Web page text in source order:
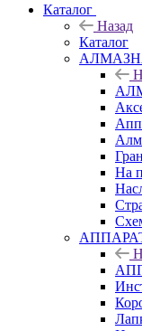
Каталог
Назад
Каталог
На